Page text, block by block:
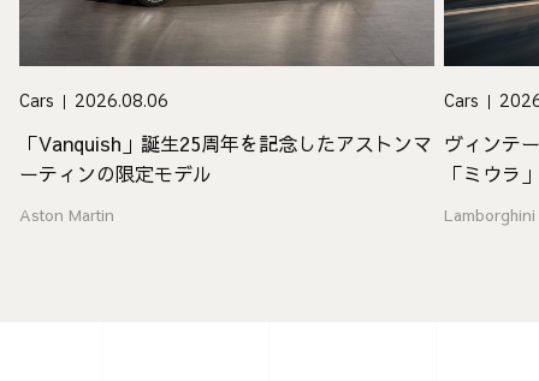
Cars 2026.08.06
「Vanquish」誕生25周年を記念したアストンマ
ーティンの限定モデル
Aston Martin
Cars
ヴィンテ
「ミウラ
Lamborghini